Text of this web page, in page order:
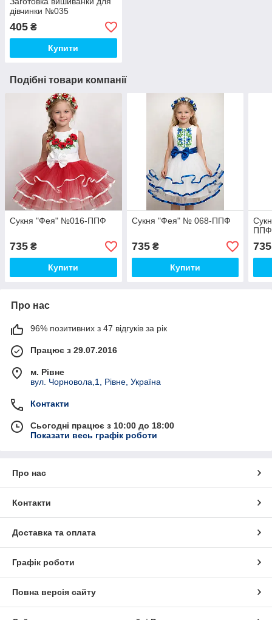
дівчинки №035
405 ₴
Купити
Подібні товари компанії
Сукня "Фея" №016-ППФ
735 ₴
Купити
Сукня "Фея" № 068-ППФ
735₴
Купити
735
Про нас
96% позитивних з 47 відгуків за рік
Працює з 29.07.2016
м. Рівне
вул. Чорновола,1, Рівне, Україна
Контакти
Сьогодні працює з 10:00 до 18:00
Показати весь графік роботи
Про нас
Контакти
Доставка та оплата
Графік роботи
Повна версія сайту